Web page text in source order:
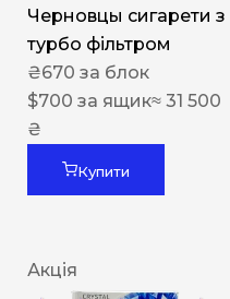
Черновцы сигарети з
турбо фільтром
₴670 за блок
$700 за ящик≈ 31 500
₴
Купити
Акція